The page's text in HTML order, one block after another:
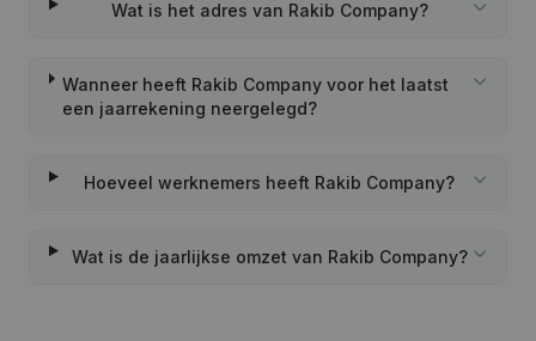
Wat is het adres van Rakib Company?
Wanneer heeft Rakib Company voor het laatst
een jaarrekening neergelegd?
Hoeveel werknemers heeft Rakib Company?
Wat is de jaarlijkse omzet van Rakib Company?